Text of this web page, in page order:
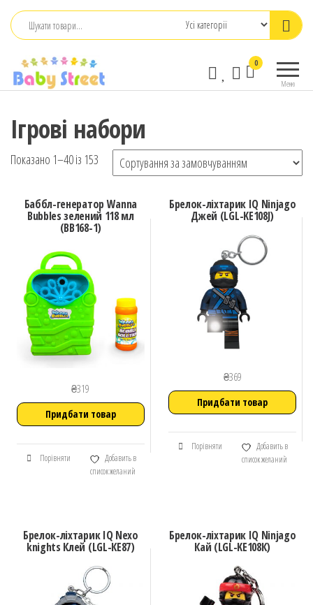
Перейти
babystreet.com.ua
– інтернет-
бажань
та
іграшки,
одяг
Меню
0
Ігрові набори
Показано 1–40 із 153
Баббл-генератор Wanna
Bubbles зелений 118 мл
(BB168-1)
₴319
Придбати товар
Порівняти
Добавить в
список желаний
Брелок-ліхтарик IQ Ninjago
Джей (LGL-KE108J)
₴369
Придбати товар
Порівняти
Добавить в
список желаний
Брелок-ліхтарик IQ Nexo
knights Клей (LGL-КЕ87)
Брелок-ліхтарик IQ Ninjago
Кай (LGL-KE108К)